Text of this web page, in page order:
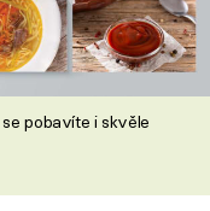
pobavíte i skvěle